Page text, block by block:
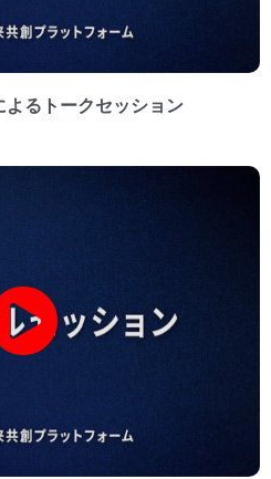
よるトークセッション